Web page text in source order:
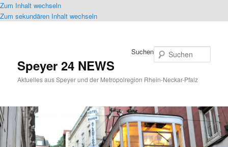
Zum Inhalt wechseln
Zum sekundären Inhalt wechseln
Speyer 24 NEWS
Aktuelles aus Speyer und der Metropolregion Rhein-Neckar-Pfalz
Suchen